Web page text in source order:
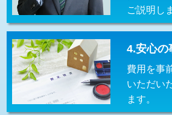
持込商品取付（浄水器・分岐水栓）
給水管工事※（バンド止め)
給水管工事※（支持金具設置)
給水管工事※（保温材使用（バンド止
ご説明し
4.安心の
費用を事
いただい
ます。